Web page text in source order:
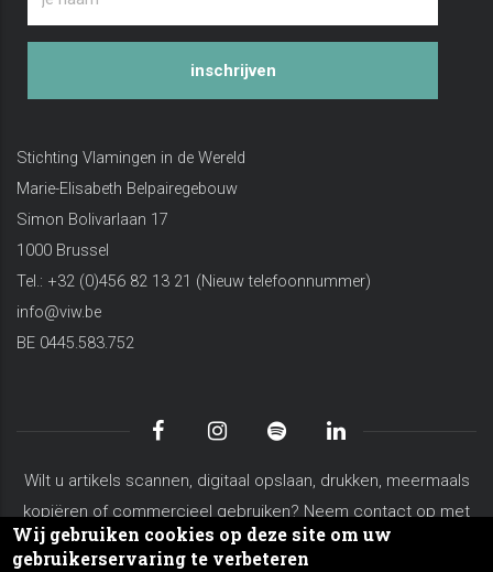
inschrijven
Stichting Vlamingen in de Wereld
Marie-Elisabeth Belpairegebouw
Simon Bolivarlaan 17
1000 Brussel
Tel.: +32 (0)456 82 13 21 (Nieuw telefoonnummer)
info@viw.be
BE 0445.583.752
Wilt u artikels scannen, digitaal opslaan, drukken, meermaals
kopiëren of commercieel gebruiken? Neem contact op met
koen.vanderschaeghe@viw.be
Wij gebruiken cookies op deze site om uw
gebruikerservaring te verbeteren